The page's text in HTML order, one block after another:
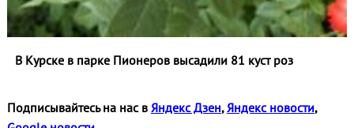
В Курске в парке Пионеров высадили 81 куст роз
Подписывайтесь на нас в Яндекс Дзен,Яндекс новости,